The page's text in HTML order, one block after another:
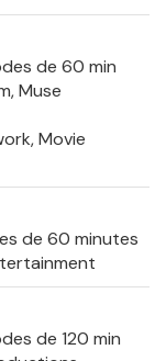
de 60 min
Muse
Movie
de 60 minutes
de 120 min